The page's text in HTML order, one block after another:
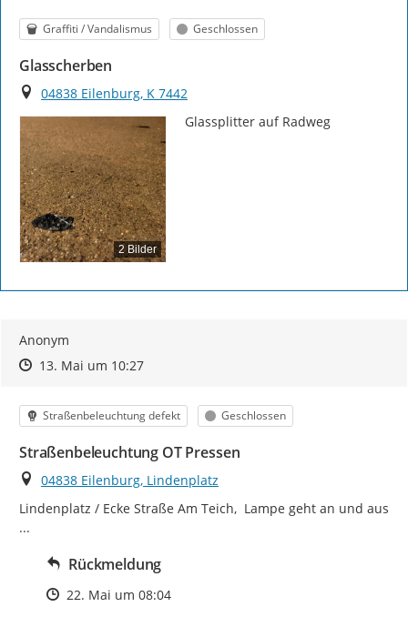
Kategorie
Graffiti / Vandalismus Status
Geschlossen
Glasscherben
Ort
04838 Eilenburg, K 7442
2 Bilder
Glassplitter auf Radweg
Anonym
Zeitpunkt des Erstellens
Zeitpunkt des Erstellens
13. Mai um 10:27Zur Äußerung
Kategorie
Straßenbeleuchtung defekt Status
Geschlossen
Straßenbeleuchtung OT Pressen
Ort
04838 Eilenburg, Lindenplatz
Lindenplatz / Ecke Straße Am Teich,  Lampe geht an und aus
...
Rückmeldung
Zeitpunkt des Erstellens
22. Mai um 08:04